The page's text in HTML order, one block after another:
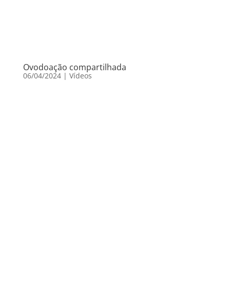
Ovodoação compartilhada
06/04/2024| Vídeos